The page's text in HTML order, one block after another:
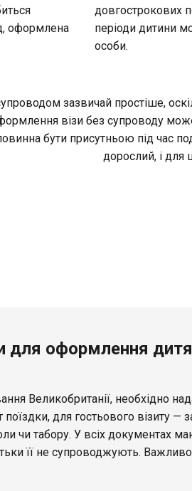
оформлена
довгострокових
періоди дитини
особи.
зазвичай простіше,
візи без супроводу
бути присутньою під час
дорослий, і для
для оформлення
Великобританії, необхідно
для гостьового візиту
чи табору. У всіх документах
її не супроводжують.